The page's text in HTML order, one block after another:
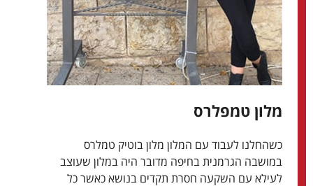
מלון טמפלרס
כשהחלנו לעבוד עם המלון מלון בוטיק טמלרס
במושבה הגרמנית בחיפה מדובר היה במלון שעוצב
לעילא עם השקעה חסרת תקדים בנושא כאשר כל